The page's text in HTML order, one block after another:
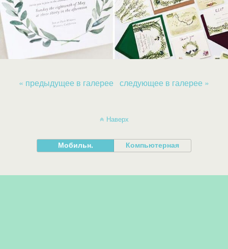
« предыдущее в галерее следующее в галерее »
Наверх
Мобильн. Компьютерная